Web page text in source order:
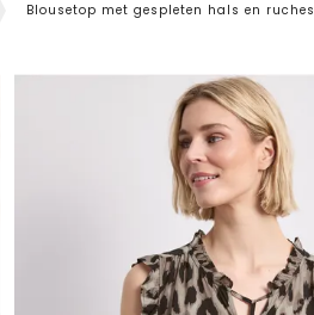
Blousetop met gespleten hals en ruches